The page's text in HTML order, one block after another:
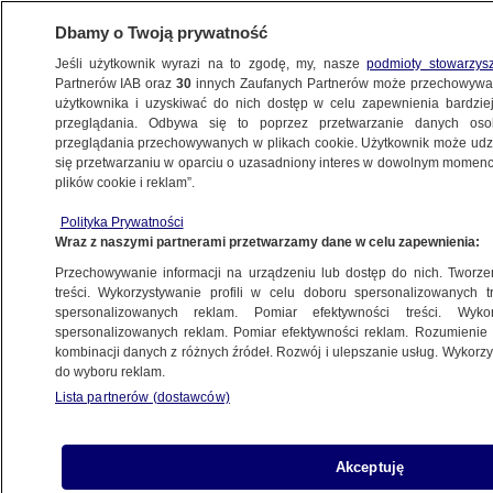
BIAŁYSTOK
jego obroża przestała wysyłać lokalizację
28.02.2023, 13:56
Udostępnij
Dbamy o Twoją prywatność
Jeśli użytkownik wyrazi na to zgodę, my, naszepodmioty
Partnerów IAB oraz30 innych Zaufanych Partnerów może
użytkownika i uzyskiwać do nich dostęp w celu zapewnienia
przeglądania. Odbywa się to poprzez przetwarzanie danych
przeglądania przechowywanych w plikach cookie. Użytkownik może
się przetwarzaniu w oparciu o uzasadniony interes w dowolnym
plików cookie i reklam”.
Polityka Prywatności
Wraz z naszymi partnerami przetwarzamy dane w celu zapewnienia:
Przechowywanie informacji na urządzeniu lub dostęp do nich.
treści. Wykorzystywanie profili w celu doboru spersonalizowanych
spersonalizowanych reklam. Pomiar efektywności treści.
spersonalizowanych reklam. Pomiar efektywności reklam.
kombinacji danych z różnych źródeł. Rozwój i ulepszanie usług.
do wyboru reklam.
Lista partnerów (dostawców)
Akceptuję